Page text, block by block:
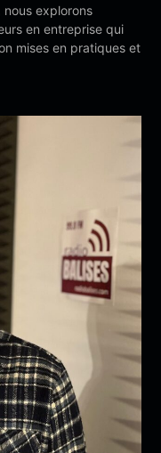
nous explorons
en entreprise qui
mises en pratiques et